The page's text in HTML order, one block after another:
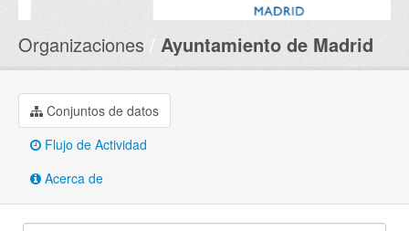
Organizaciones Ayuntamiento de Madrid
Conjuntos de datos
Flujo de Actividad
Acerca de